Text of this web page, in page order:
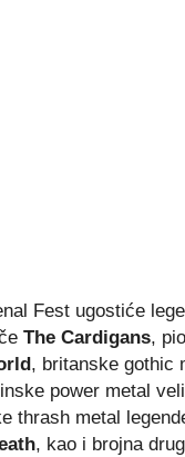
Fest ugostiće
The Cardigans,
, britanske gothic
power metal
thrash metal
, kao i brojna